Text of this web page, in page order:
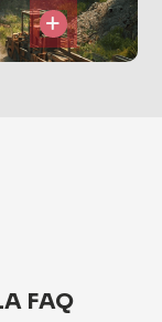
FAQ